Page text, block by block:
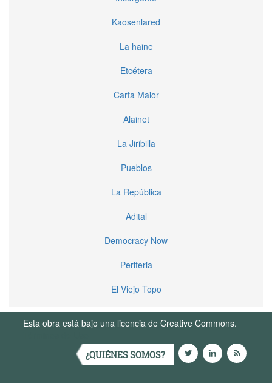
Kaosenlared
La haine
Etcétera
Carta Maior
Alainet
La Jiribilla
Pueblos
La República
Adital
Democracy Now
Periferia
El Viejo Topo
Esta obra está bajo una licencia de Creative Commons.
¿QUIÉNES SOMOS?